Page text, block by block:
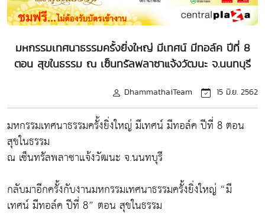
มหกรรมเทศนาธรรมครั้งยิ่งใหญ่ มีเทศน์ มีทอล์ค ปีที่ 8
ตอน สุขในธรรม ณ เซ็นทรัลพลาซาแจ้งวัฒนะ จ.นนทบุรี
DhammathaiTeam 15 มิ.ย. 2562
มหกรรมเทศนาธรรมครั้งยิ่งใหญ่ มีเทศน์ มีทอล์ค ปีที่ 8 ตอน
สุขในธรรม
ณ เซ็นทรัลพลาซาแจ้งวัฒนะ จ.นนทบุรี
กลับมาอีกครั้งกับงานมหกรรมเทศนาธรรมครั้งยิ่งใหญ่ “มี
เทศน์ มีทอล์ค ปีที่ 8” ตอน สุขในธรรม